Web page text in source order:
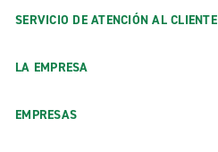
SERVICIO DE ATENCIÓN AL CLIENTE
LA EMPRESA
EMPRESAS